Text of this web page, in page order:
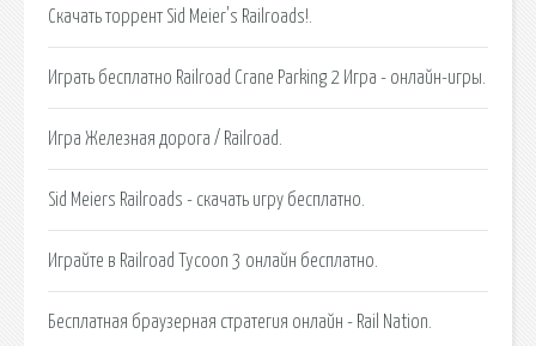
Скачать торрент Sid Meier's Railroads!.
Играть бесплатно Railroad Crane Parking 2 Игра - онлайн-игры.
Игра Железная дорога / Railroad.
Sid Meiers Railroads - скачать игру бесплатно.
Играйте в Railroad Tycoon 3 онлайн бесплатно.
Бесплатная браузерная стратегия онлайн - Rail Nation.